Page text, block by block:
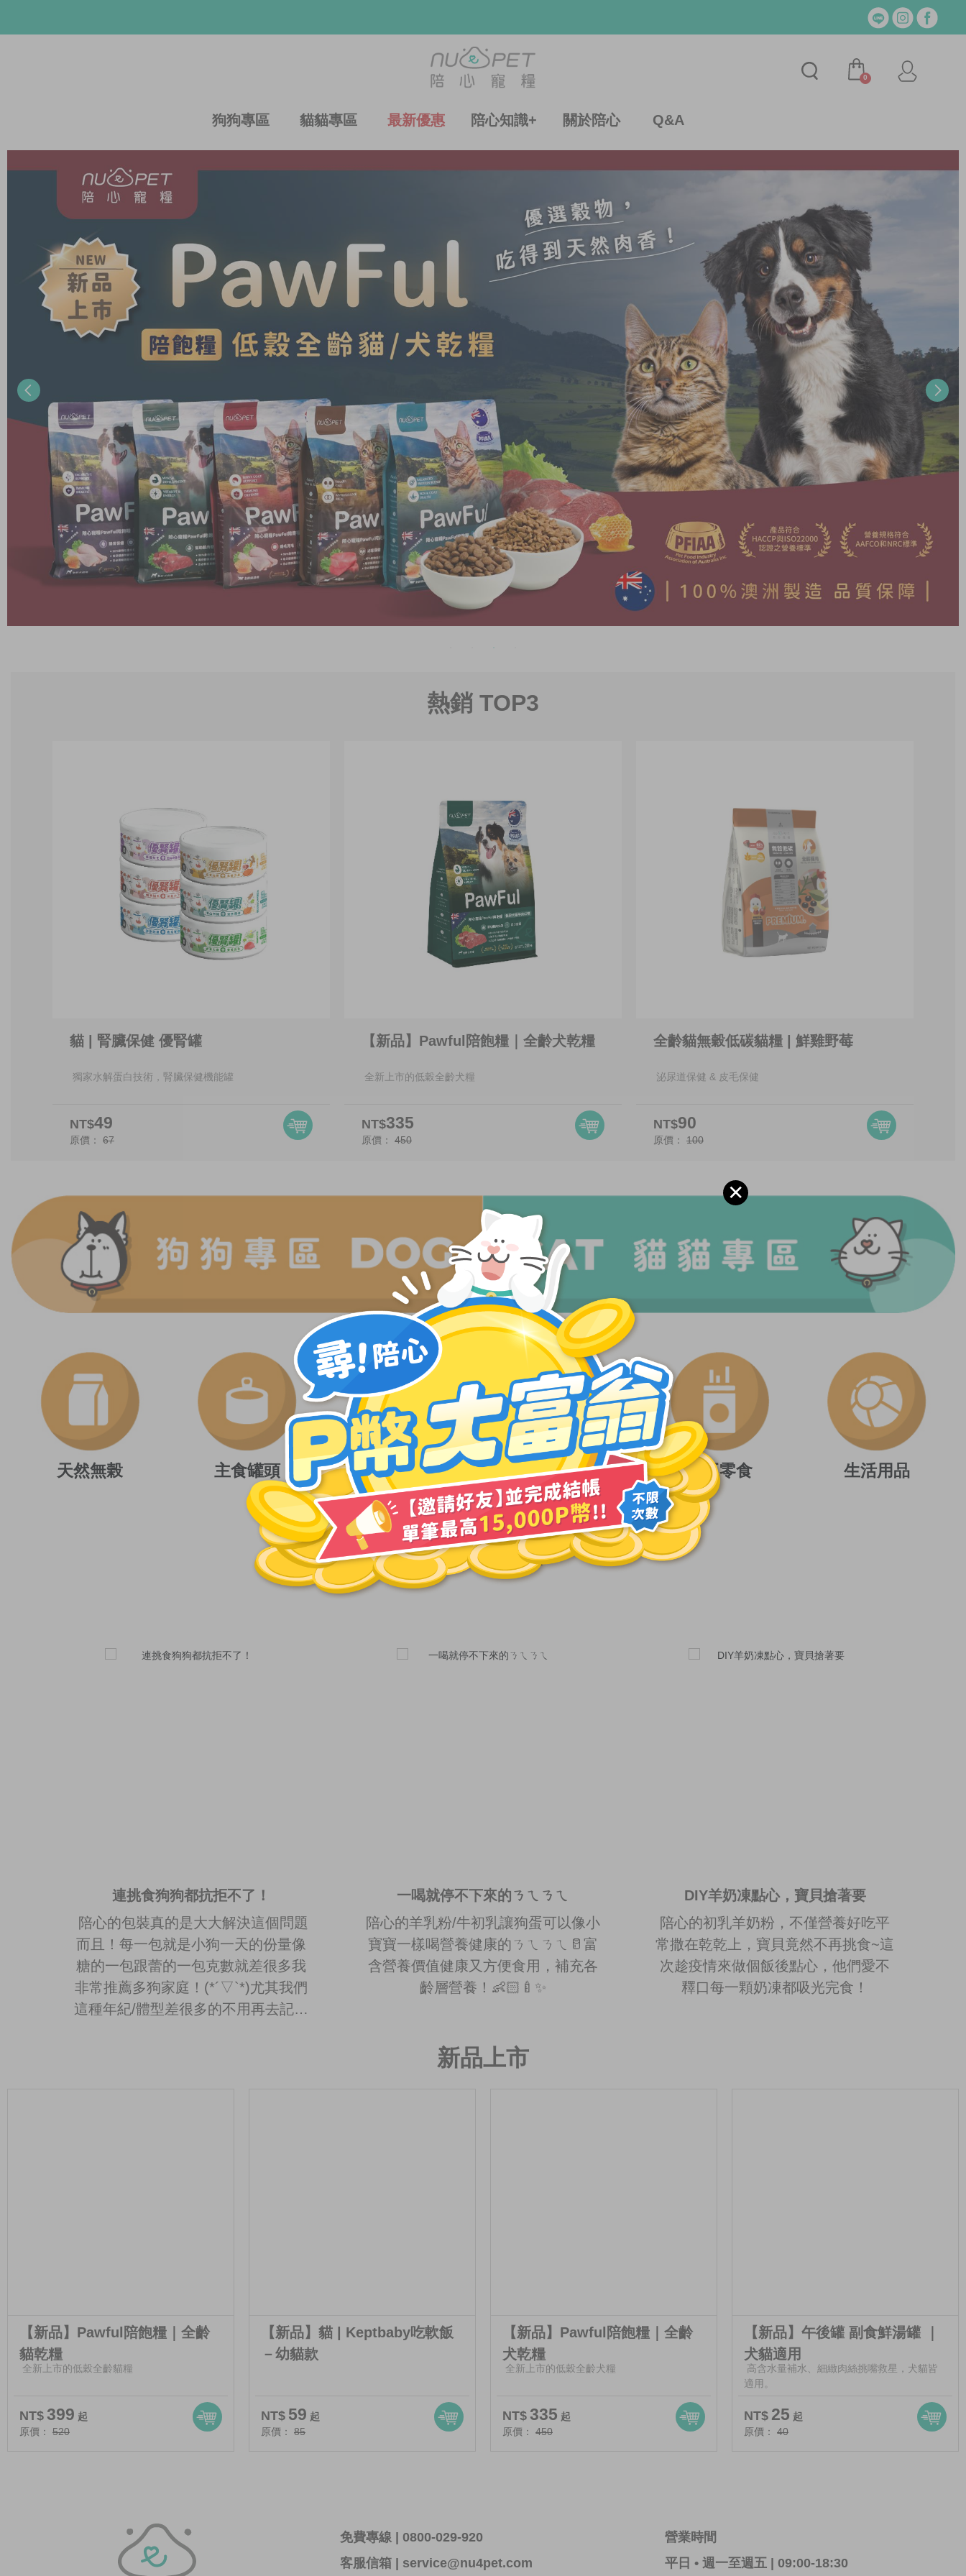
狗狗專區 貓貓專區 最新優惠 陪心知識+ 關於陪心 Q&A
0
熱銷 TOP3
貓 | 腎臟保健 優腎罐
獨家水解蛋白技術，腎臟保健機能罐
NT$49
原價： 67
【新品】Pawful陪飽糧｜全齡犬乾糧
全新上市的低穀全齡犬糧
NT$335
原價： 450
全齡貓無穀低碳貓糧 | 鮮雞野莓
泌尿道保健 & 皮毛保健
NT$90
原價： 100
天然無榖 主食罐頭 機能系列 客製寵糧 手工零食 生活用品
吃過都說讚!
連挑食狗狗都抗拒不了！
陪心的包裝真的是大大解決這個問題
而且！每一包就是小狗一天的份量像
糖的一包跟蕾的一包克數就差很多我
非常推薦多狗家庭！(*´▽`*)尤其我們
這種年紀/體型差很多的不用再去記誰
一喝就停不下來的ㄋㄟㄋㄟ
陪心的羊乳粉/牛初乳讓狗蛋可以像小
寶寶一樣喝營養健康的ㄋㄟㄋㄟ🥛富
含營養價值健康又方便食用，補充各
齡層營養！👶🏻🍼✨
DIY羊奶凍點心，寶貝搶著要
陪心的初乳羊奶粉，不僅營養好吃平
常撒在乾乾上，寶貝竟然不再挑食~這
次趁疫情來做個飯後點心，他們愛不
釋口每一顆奶凍都吸光完食！
新品上市
【新品】Pawful陪飽糧｜全齡
貓乾糧
全新上市的低穀全齡貓糧
NT$ 399 起
原價：
520
【新品】貓 | Keptbaby吃軟飯
－幼貓款
NT$ 59 起
原價：
85
【新品】Pawful陪飽糧｜全齡
犬乾糧
全新上市的低穀全齡犬糧
NT$ 335 起
原價：
450
【新品】午後罐 副食鮮湯罐 ｜
犬貓適用
高含水量補水、細緻肉絲挑嘴救星，犬貓皆
適用。
NT$ 25 起
原價：
40
免費專線 | 0800-029-920
客服信箱 | service@nu4pet.com
營業時間
平日 • 週一至週五 | 09:00-18:30
✕